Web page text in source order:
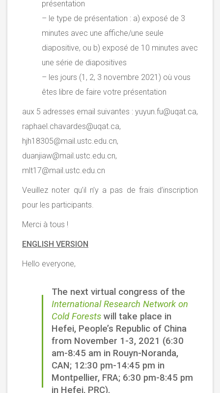
présentation
– le type de présentation : a) exposé de 3
minutes avec une affiche/une seule
diapositive, ou b) exposé de 10 minutes avec
une série de diapositives
– les jours (1, 2, 3 novembre 2021) où vous
êtes libre de faire votre présentation
aux 5 adresses email suivantes : yuyun.fu@uqat.ca,
raphael.chavardes@uqat.ca,
hjh18305@mail.ustc.edu.cn,
duanjiaw@mail.ustc.edu.cn,
mlt17@mail.ustc.edu.cn
Veuillez noter qu’il n’y a pas de frais d’inscription
pour les participants.
Merci à tous !
ENGLISH VERSION
Hello everyone,
The next virtual congress of the
International Research Network on
Cold Forests will take place in
Hefei, People’s Republic of China
from November 1-3, 2021 (6:30
am-8:45 am in Rouyn-Noranda,
CAN; 12:30 pm-14:45 pm in
Montpellier, FRA; 6:30 pm-8:45 pm
in Hefei, PRC).